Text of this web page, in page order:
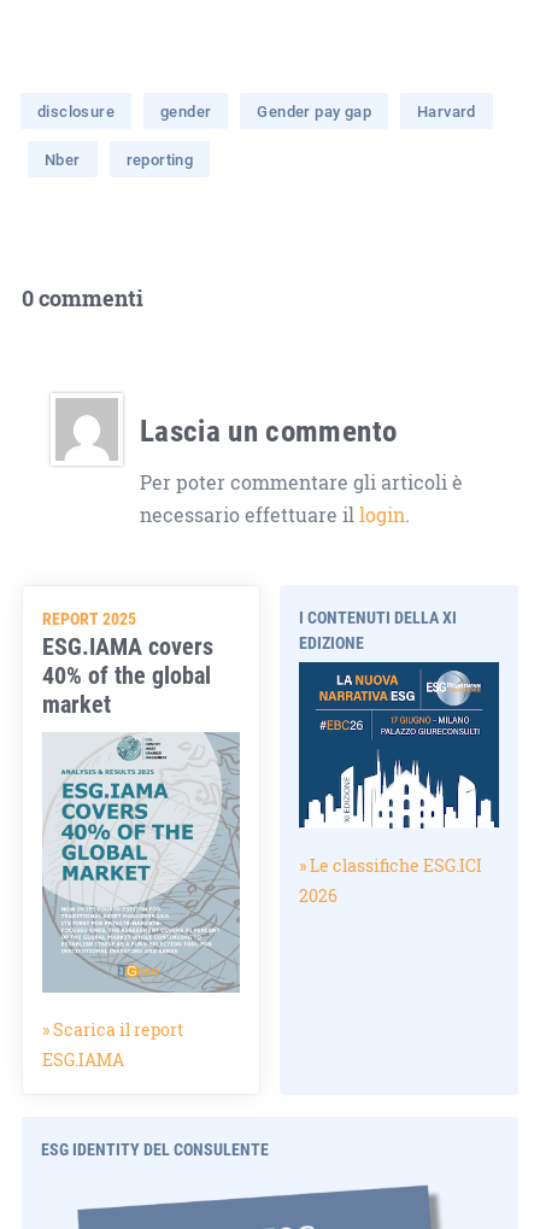
disclosure gender Gender pay gap Harvard
Nber reporting
0 commenti
Lascia un commento
Per poter commentare gli articoli è
necessario effettuare illogin.
REPORT 2025
ESG.IAMA covers
40% of the global
market
» Scarica il report
ESG.IAMA
I CONTENUTI DELLA XI
EDIZIONE
» Le classifiche ESG.ICI
2026
ESG IDENTITY DEL CONSULENTE